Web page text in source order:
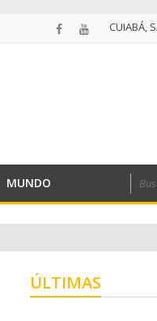
CUIABÁ,
MUNDO
ÚLTIMAS